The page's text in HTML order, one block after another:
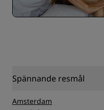
Spännande resmål
Amsterdam